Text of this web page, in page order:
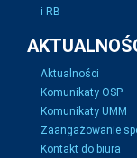
i RB
Aktualności
Komunikaty OSP
Komunikaty UMM
Zaangażowanie
Kontakt do biura